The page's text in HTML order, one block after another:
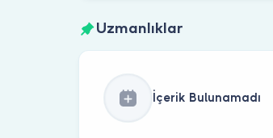
Uzmanlıklar
İçerik Bulunamadı